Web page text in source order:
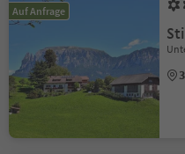
Auf Anfrage